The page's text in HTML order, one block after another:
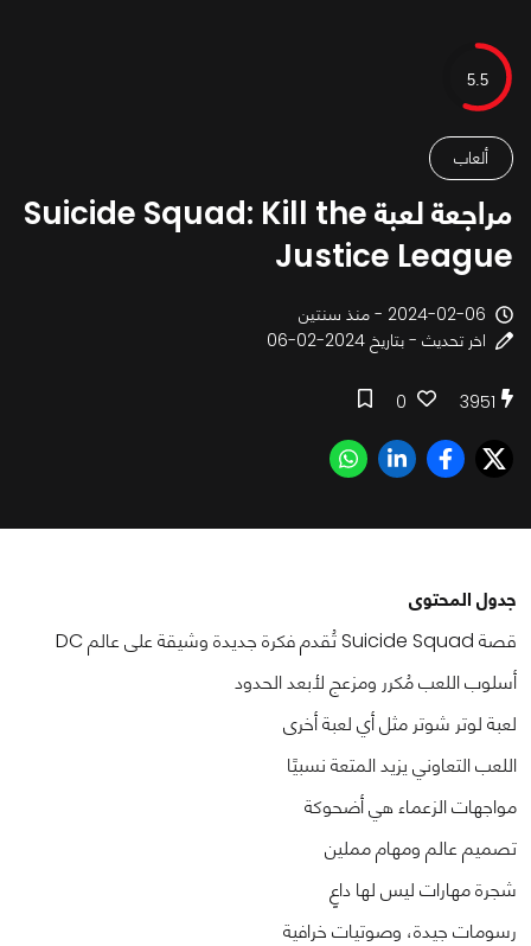
5.5
ألعاب
مراجعة لعبة Suicide Squad: Kill the
Justice League
2024-02-06 - منذ سنتين
اخر تحديث - بتاريخ 2024-02-06
3951
0
جدول المحتوى
قصة Suicide Squad تُقدم فكرة جديدة وشيقة على عالم DC
أسلوب اللعب مُكرر ومزعج لأبعد الحدود
لعبة لوتر شوتر مثل أي لعبة أخرى
اللعب التعاوني يزيد المتعة نسبيًا
مواجهات الزعماء هي أضحوكة
تصميم عالم ومهام مملين
شجرة مهارات ليس لها داعٍ
رسومات جيدة، وصوتيات خرافية